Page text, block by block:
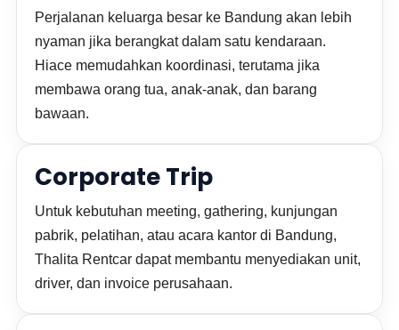
Perjalanan keluarga besar ke Bandung akan lebih
nyaman jika berangkat dalam satu kendaraan.
Hiace memudahkan koordinasi, terutama jika
membawa orang tua, anak-anak, dan barang
bawaan.
Corporate Trip
Untuk kebutuhan meeting, gathering, kunjungan
pabrik, pelatihan, atau acara kantor di Bandung,
Thalita Rentcar dapat membantu menyediakan unit,
driver, dan invoice perusahaan.